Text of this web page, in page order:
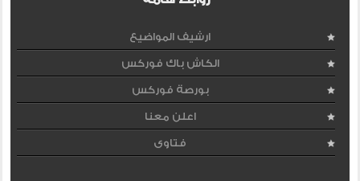
ارشيف المواضيع
الكاش باك فوركس
بورصة فوركس
اعلن معنا
فتاوى